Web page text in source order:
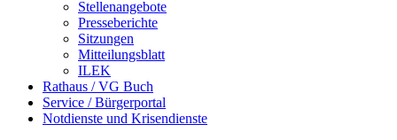
Stellenangebote
Presseberichte
Sitzungen
Mitteilungsblatt
ILEK
Rathaus / VG Buch
Service / Bürgerportal
Notdienste und Krisendienste